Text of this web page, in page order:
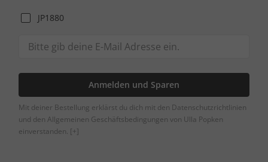
JP1880
Anmelden und Sparen
Mit deiner Bestellung erklärst du dich mit den Datenschutzrichtlinien
und den Allgemeinen Geschäftsbedingungen von Ulla Popken
einverstanden. [+]